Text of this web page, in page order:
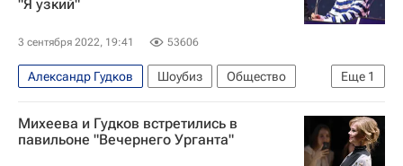
Следственный комитет России (СК РФ)
"Я узкий"
3 сентября 2022, 19:41 53606
Еще 1
Александр Гудков Шоубиз
Общество
Россия
Михеева и Гудков встретились в
павильоне "Вечернего Урганта"